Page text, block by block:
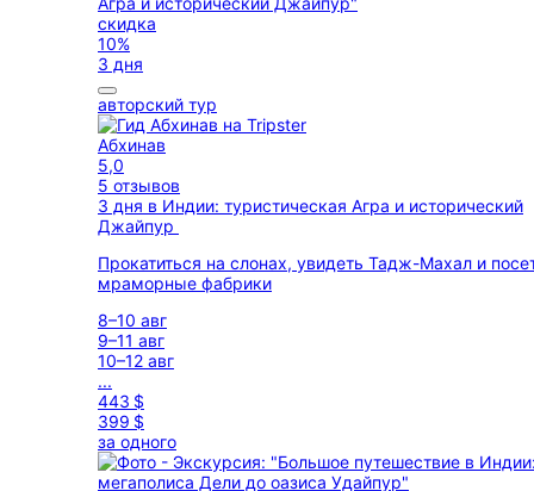
скидка
10%
3 дня
авторский тур
Абхинав
5,0
5 отзывов
3 дня в Индии: туристическая Агра и исторический
Джайпур
Прокатиться на слонах, увидеть Тадж-Махал и
мраморные фабрики
8–10 авг
9–11 авг
10–12 авг
...
443 $
399 $
за одного